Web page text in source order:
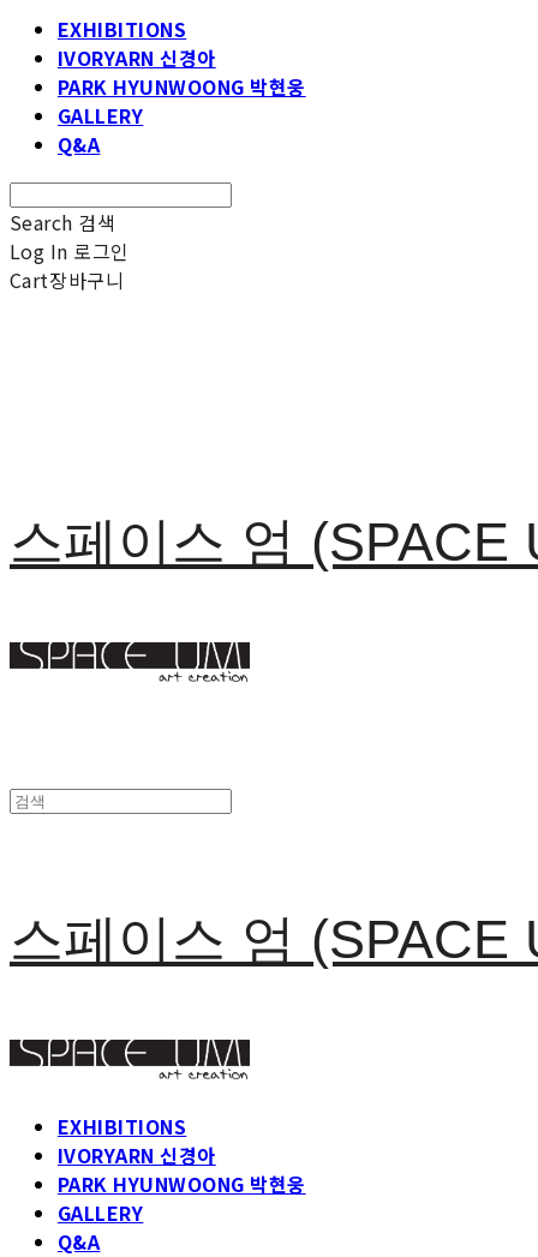
EXHIBITIONS
IVORYARN 신경아
PARK HYUNWOONG 박현웅
GALLERY
Q&A
Search 검색
Log In 로그인
Cart장바구니
스페이스 엄 (SPACE
스페이스 엄 (SPACE
EXHIBITIONS
IVORYARN 신경아
PARK HYUNWOONG 박현웅
GALLERY
Q&A